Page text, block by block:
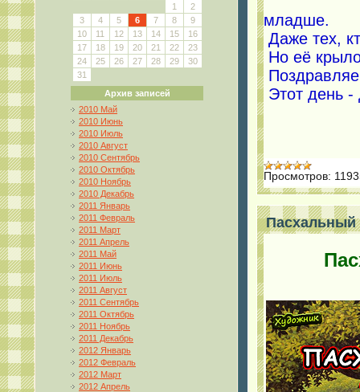
1
2
3
4 5 6 7 8
9
10
11 12 13 14 15
16
17
18 19 20 21 22
23
24
25 26 27 28 29
30
31
Архив записей
2010 Май
2010 Июнь
2010 Июль
2010 Август
2010 Сентябрь
2010 Октябрь
2010 Ноябрь
2010 Декабрь
2011 Январь
2011 Февраль
2011 Март
2011 Апрель
2011 Май
2011 Июнь
2011 Июль
2011 Август
2011 Сентябрь
2011 Октябрь
2011 Ноябрь
2011 Декабрь
2012 Январь
2012 Февраль
2012 Март
2012 Апрель
младше.
Даже тех,
Но её
Этот день
Просмотров:
Пасхальный